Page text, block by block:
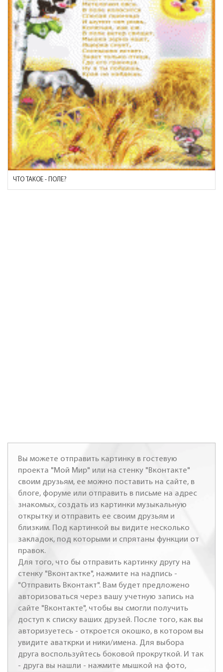
ЧТО ТАКОЕ - ПОЛЕ?
Вы можете отправить картинку в гостевую
проекта "Мой Мир" или на стенку "Вконтакте"
своим друзьям, ее можно поставить на сайте, в
блоге, форуме или отправить в письме на адрес
знакомых, создать из картинки музыкальную
открытку и отправить ее своим друзьям и
близким. Под картинкой вы видите несколько
закладок, под которыми и спрятаны функции от
правок.
Для того, что бы отправить картинку другу на
стенку "Вконтактке", нажмите на надпись -
"Отправить Вконтакт". Вам будет предложено
авторизоваться через вашу учетную запись на
сайте "Вконтакте", чтобы вы смогли получить
доступ к списку ваших друзей. После того, как вы
авторизуетесь - откроется окошко, в котором вы
увидите аваткрки и ники/имена. Для выбора
друга воспользуйтесь боковой прокруткой. И так
- друга вы нашли - нажмите мышкой на фото,